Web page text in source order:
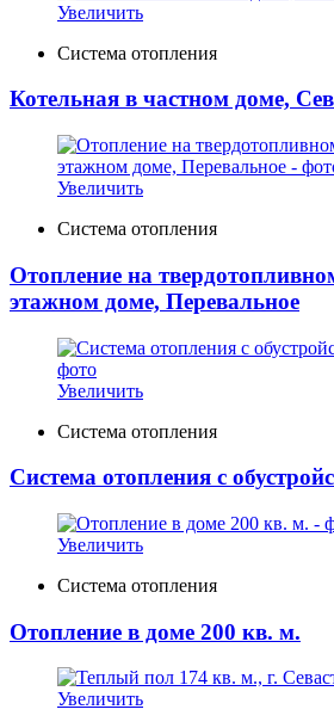
Увеличить
Система отопления
Котельная в частном доме,
Увеличить
Система отопления
Отопление на
этажном доме, Перевальное
Увеличить
Система отопления
Система отопления с
Увеличить
Система отопления
Отопление в доме 200 кв. м.
Увеличить